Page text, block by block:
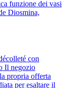
funzione dei vasi
Diosmina,
con
Il negozio
propria offerta
per esaltare il